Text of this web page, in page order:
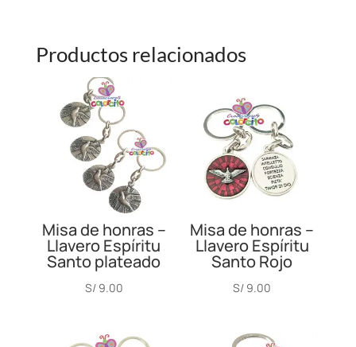
Productos relacionados
Misa de honras –
Llavero Espíritu
Santo plateado
S/9.00
Misa de honras –
Llavero Espíritu
Santo Rojo
S/ 9.00